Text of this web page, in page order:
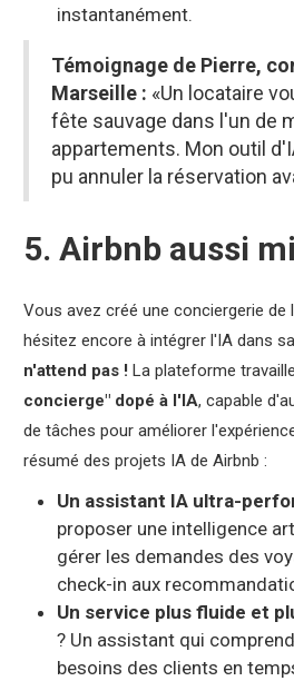
instantanément.
Témoignage de Pierre,
Marseille: «Un locataire
fête sauvage dans l'un de
appartements. Mon outil
pu annuler la réservation
5. Airbnb aussi
Vous avez créé une conciergerie
hésitez encore à intégrer l'IA dans
n'attend pas ! La plateforme
concierge" dopé à l'IA, capable
de tâches pour améliorer
résumé des projets IA de Airbnb :
Un assistant IA ultra-
proposer une intelligence
gérer les demandes des
check-in aux
Un service plus fluide et
? Un assistant qui
besoins des clients en